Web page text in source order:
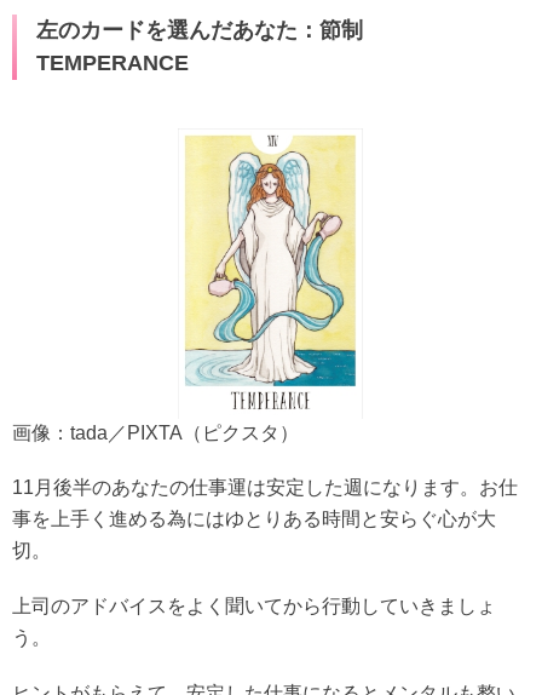
左のカードを選んだあなた：節制
TEMPERANCE
画像：tada／PIXTA（ピクスタ）
11月後半のあなたの仕事運は安定した週になります。お仕
事を上手く進める為にはゆとりある時間と安らぐ心が大
切。
上司のアドバイスをよく聞いてから行動していきましょ
う。